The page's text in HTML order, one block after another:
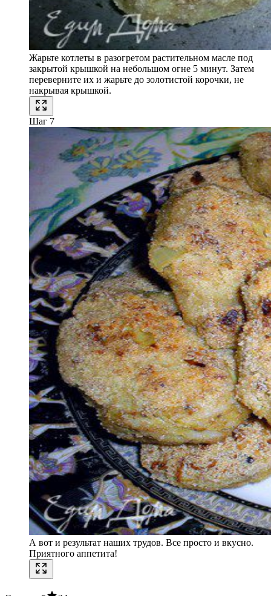
Жарьте котлеты в разогретом растительном масле под
закрытой крышкой на небольшом огне 5 минут. Затем
переверните их и жарьте до золотистой корочки, не
накрывая крышкой.
Шаг 7
А вот и результат наших трудов. Все просто и вкусно.
Приятного аппетита!